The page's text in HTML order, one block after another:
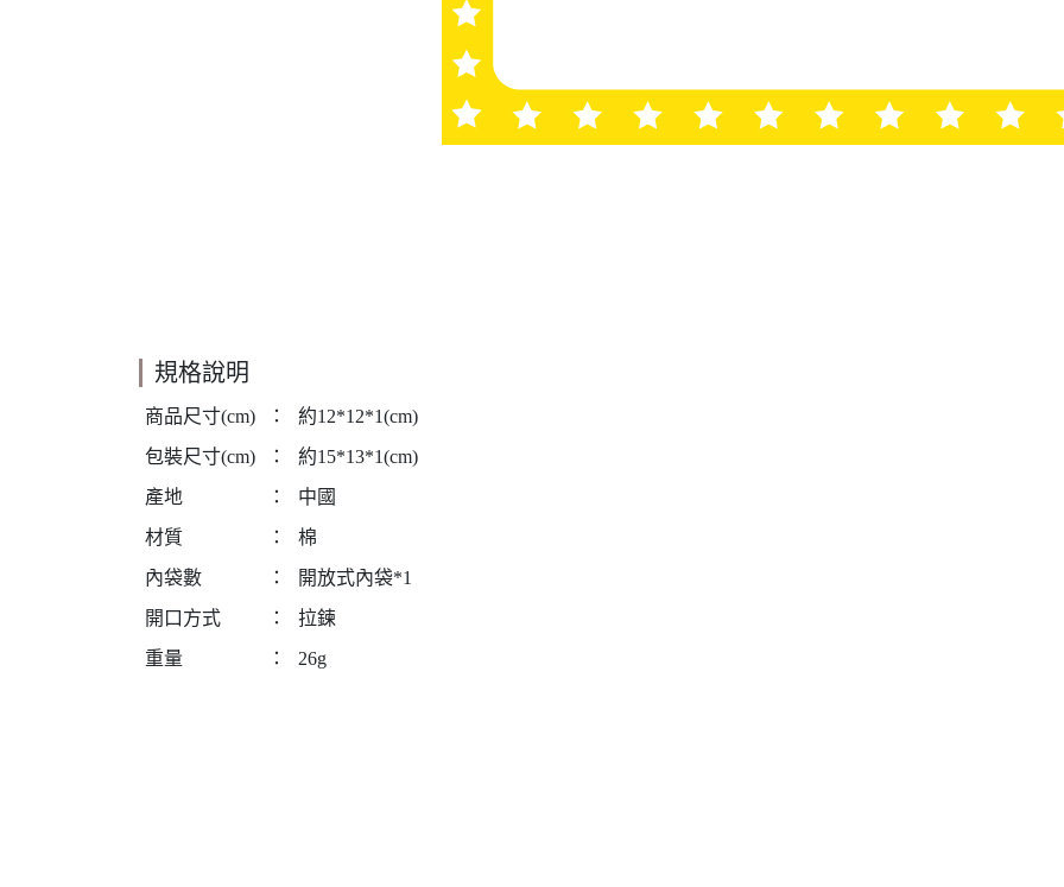
規格說明
商品尺寸(cm) ：
約12*12*1(cm)
包裝尺寸(cm)
：
約15*13*1(cm)
產地
：
中國
材質
：
棉
內袋數
：
開放式內袋*1
開口方式
：
拉鍊
重量
： 26g